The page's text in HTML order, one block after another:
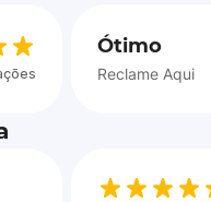
Ótimo
Reclame Aqui